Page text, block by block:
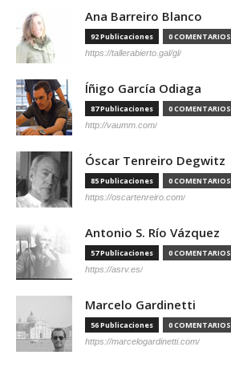
Ana Barreiro Blanco
92 Publicaciones 0 COMENTARIOS
https://tallerabierto.gal/gl/
Íñigo García Odiaga
87 Publicaciones 0 COMENTARIOS
http://vaumm.com/
Óscar Tenreiro Degwitz
85 Publicaciones 0 COMENTARIOS
https://oscartenreiro.com/
Antonio S. Río Vázquez
57 Publicaciones 0 COMENTARIOS
https://asrv.es/
Marcelo Gardinetti
56 Publicaciones 0 COMENTARIOS
https://marcelogardinetti.com/